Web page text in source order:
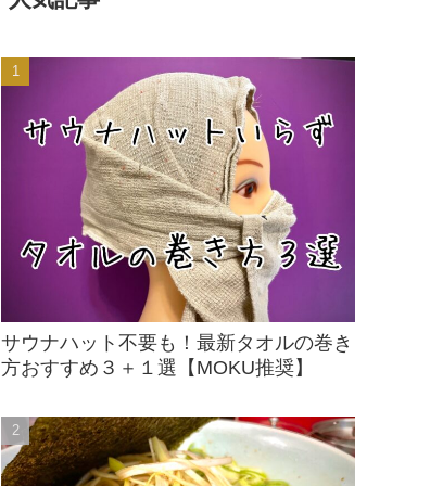
サウナハット不要も！最新タオルの巻き
方おすすめ３＋１選【MOKU推奨】